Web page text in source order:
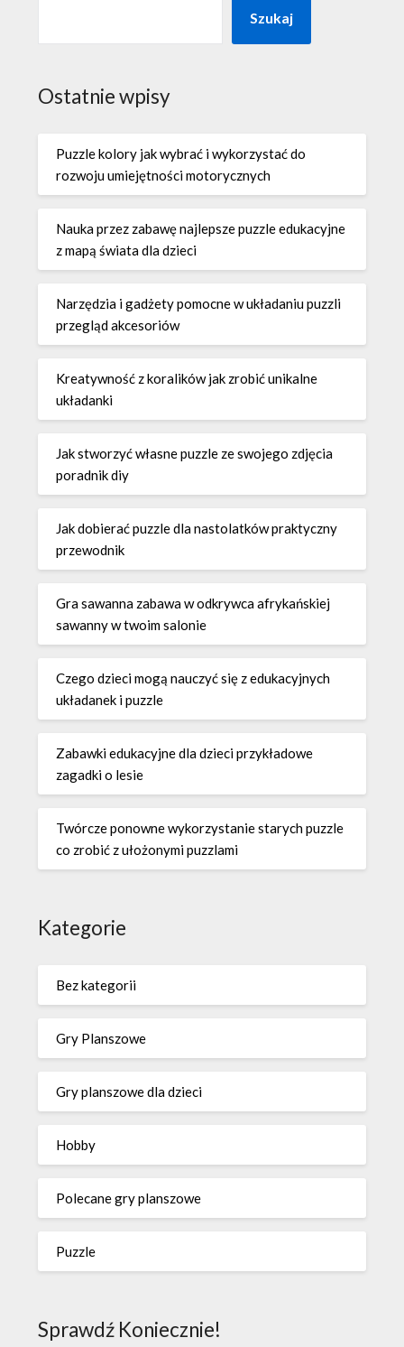
Szukaj
Ostatnie wpisy
Puzzle kolory jak wybrać i wykorzystać do
rozwoju umiejętności motorycznych
Nauka przez zabawę najlepsze puzzle edukacyjne
z mapą świata dla dzieci
Narzędzia i gadżety pomocne w układaniu puzzli
przegląd akcesoriów
Kreatywność z koralików jak zrobić unikalne
układanki
Jak stworzyć własne puzzle ze swojego zdjęcia
poradnik diy
Jak dobierać puzzle dla nastolatków praktyczny
przewodnik
Gra sawanna zabawa w odkrywca afrykańskiej
sawanny w twoim salonie
Czego dzieci mogą nauczyć się z edukacyjnych
układanek i puzzle
Zabawki edukacyjne dla dzieci przykładowe
zagadki o lesie
Twórcze ponowne wykorzystanie starych puzzle
co zrobić z ułożonymi puzzlami
Kategorie
Bez kategorii
Gry Planszowe
Gry planszowe dla dzieci
Hobby
Polecane gry planszowe
Puzzle
Sprawdź Koniecznie!